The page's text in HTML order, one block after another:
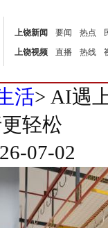
上饶新闻 要闻 热点
上饶视频
直播 热线
活> AI遇
轻松
07-02